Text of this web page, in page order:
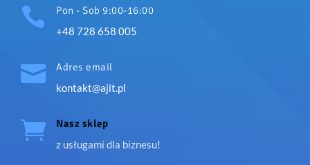

Pon - Sob 9:00-16:00
+48 728 658 005

Adres email
kontakt@ajit.pl

Nasz sklep
z usługami dla biznesu!